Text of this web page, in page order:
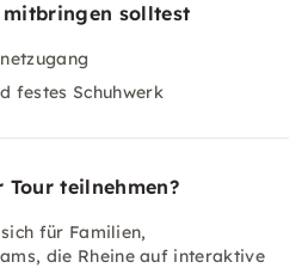
mitbringen solltest
festes Schuhwerk
teilnehmen?
für Familien,
die Rheine auf interaktive